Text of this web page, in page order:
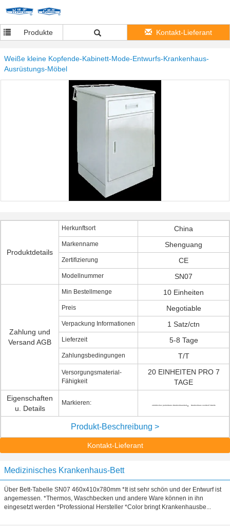
Produkte Kontakt-Lieferant
Weiße kleine Kopfende-Kabinett-Mode-Entwurfs-Krankenhaus-
Ausrüstungs-Möbel
Produktdetails
Herkunftsort China
Markenname Shenguang
Zertifizierung CE
Modellnummer SN07
Zahlung und
Versand AGB
Min Bestellmenge 10 Einheiten
Preis Negotiable
Verpackung Informationen 1 Satz/ctn
Lieferzeit 5-8 Tage
Zahlungsbedingungen T/T
Versorgungsmaterial-
Fähigkeit
20 EINHEITEN PRO 7
TAGE
Eigenschaften
u. Details
Markieren: elektrisches justierbares Krankenhausbett, Krankenhaus overbed Tabelle
Produkt-Beschreibung >
Kontakt-Lieferant
Medizinisches Krankenhaus-Bett
Über Bett-Tabelle SN07 460x410x780mm *It ist sehr schön und der Entwurf ist
angemessen. *Thermos, Waschbecken und andere Ware können in ihn
eingesetzt werden *Professional Hersteller *Color bringt Krankenhausbe...